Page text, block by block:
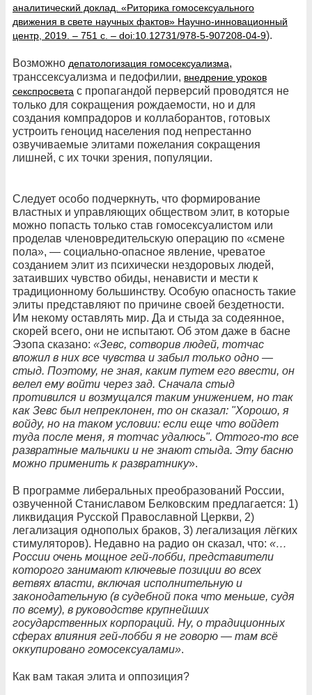
аналитический доклад. «Риторика гомосексуального
движения в свете научных фактов» Научно-инновационный
центр, 2019. – 751 с. – doi:10.12731/978-5-907208-04-9).
Возможно депатологизация гомосексуализма,
транссексуализма и педофилии, внедрение уроков
секспросвета с пропагандой перверсий проводятся не
только для сокращения рождаемости, но и для
создания компрадоров и коллаборантов, готовых
устроить геноцид населения под непрестанно
озвучиваемые элитами пожелания сокращения
лишней, с их точки зрения, популяции.
Следует особо подчеркнуть, что формирование
властных и управляющих обществом элит, в которые
можно попасть только став гомосексуалистом или
проделав членовредительскую операцию по «смене
пола», — социально-опасное явление, чреватое
созданием элит из психически нездоровых людей,
затаивших чувство обиды, ненависти и мести к
традиционному большинству. Особую опасность такие
элиты представляют по причине своей бездетности.
Им некому оставлять мир. Да и стыда за содеянное,
скорей всего, они не испытают. Об этом даже в басне
Эзопа сказано: «Зевс, сотворив людей, тотчас
вложил в них все чувства и забыл только одно —
стыд. Поэтому, не зная, каким путем его ввести, он
велел ему войти через зад. Сначала стыд
противился и возмущался таким унижением, но так
как Зевс был непреклонен, то он сказал: "Хорошо, я
войду, но на таком условии: если еще что войдет
туда после меня, я тотчас удалюсь". Оттого-то все
развратные мальчики и не знают стыда. Эту басню
можно применить к развратнику».
В программе либеральных преобразований России,
озвученной Станиславом Белковским предлагается: 1)
ликвидация Русской Православной Церкви, 2)
легализация однополых браков, 3) легализация лёгких
стимуляторов). Недавно на радио он сказал, что: «…
России очень мощное гей-лобби, представители
которого занимают ключевые позиции во всех
ветвях власти, включая исполнительную и
законодательную (в судебной пока что меньше, судя
по всему), в руководстве крупнейших
государственных корпораций. Ну, о традиционных
сферах влияния гей-лобби я не говорю — там всё
оккупировано гомосексуалами».
Как вам такая элита и оппозиция?